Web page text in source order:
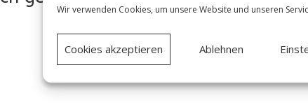
Wir verwenden Cookies, um unsere Website und unseren
Cookies akzeptieren Ablehnen